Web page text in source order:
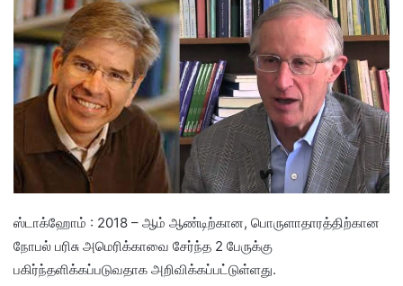
ஸ்டாக்ஹோம் : 2018 – ஆம் ஆண்டிற்கான, பொருளாதாரத்திற்கான
நோபல் பரிசு அமெரிக்காவை சேர்ந்த 2 பேருக்கு
பகிர்ந்தளிக்கப்படுவதாக அறிவிக்கப்பட்டுள்ளது.